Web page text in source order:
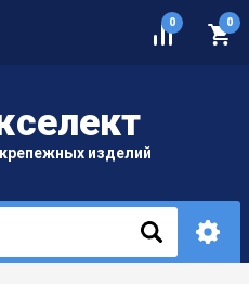
0 0
селект
изделий